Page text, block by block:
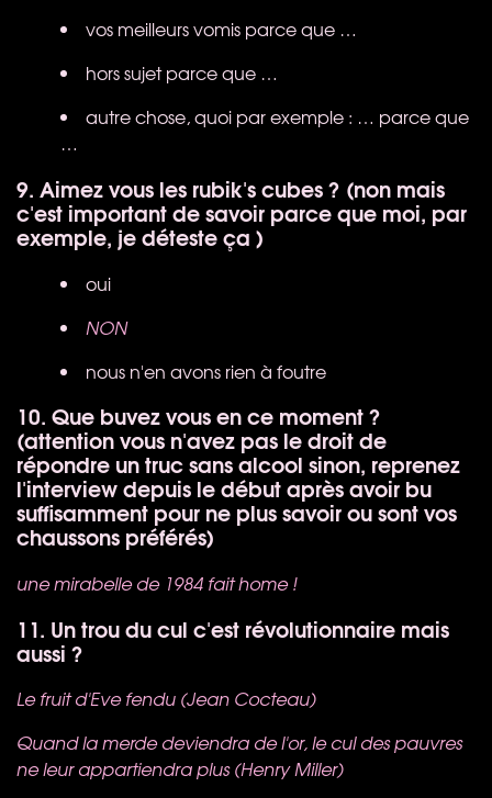
vos meilleurs vomis parce que …
hors sujet parce que …
autre chose, quoi par exemple : … parce que
…
9. Aimez vous les rubik's cubes ? (non mais
c'est important de savoir parce que moi, par
exemple, je déteste ça )
oui
NON
nous n'en avons rien à foutre
10. Que buvez vous en ce moment ?
(attention vous n'avez pas le droit de
répondre un truc sans alcool sinon, reprenez
l'interview depuis le début après avoir bu
suffisamment pour ne plus savoir ou sont vos
chaussons préférés)
une mirabelle de 1984 fait home !
11. Un trou du cul c'est révolutionnaire mais
aussi ?
Le fruit d'Eve fendu (Jean Cocteau)
Quand la merde deviendra de l'or, le cul des pauvres
ne leur appartiendra plus (Henry Miller)